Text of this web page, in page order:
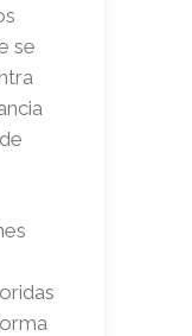
se